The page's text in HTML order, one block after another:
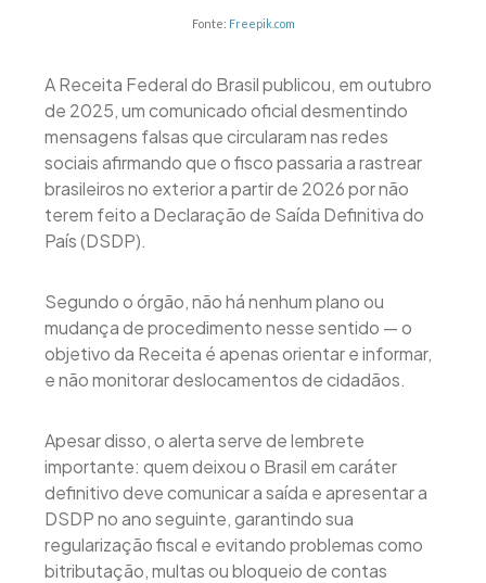
Fonte: Freepik.com
A Receita Federal do Brasil publicou, em outubro
de 2025, um comunicado oficial desmentindo
mensagens falsas que circularam nas redes
sociais afirmando que o fisco passaria a rastrear
brasileiros no exterior a partir de 2026 por não
terem feito a Declaração de Saída Definitiva do
País (DSDP).
Segundo o órgão, não há nenhum plano ou
mudança de procedimento nesse sentido — o
objetivo da Receita é apenas orientar e informar,
e não monitorar deslocamentos de cidadãos.
Apesar disso, o alerta serve de lembrete
importante: quem deixou o Brasil em caráter
definitivo deve comunicar a saída e apresentar a
DSDP no ano seguinte, garantindo sua
regularização fiscal e evitando problemas como
bitributação, multas ou bloqueio de contas